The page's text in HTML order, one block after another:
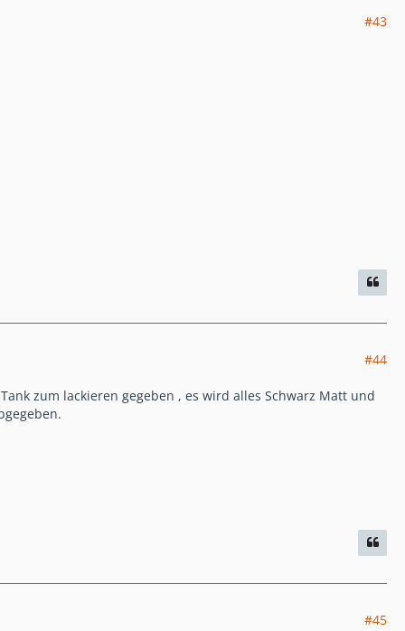
#43
#44
zum lackieren gegeben , es wird alles Schwarz Matt und
#45